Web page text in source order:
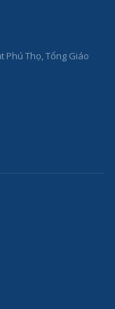
Phú Thọ, Tổng Giáo